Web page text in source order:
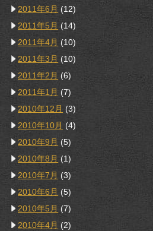
2011年6月 (12)
2011年5月 (14)
2011年4月 (10)
2011年3月 (10)
2011年2月 (6)
2011年1月 (7)
2010年12月 (3)
2010年10月 (4)
2010年9月 (5)
2010年8月 (1)
2010年7月 (3)
2010年6月 (5)
2010年5月 (7)
2010年4月 (2)